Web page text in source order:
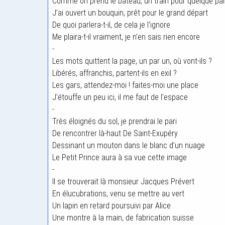
J’ai ouvert un bouquin, prêt pour le grand départ
De quoi parlera-t-il, de cela je l’ignore
Me plaira-t-il vraiment, je n’en sais rien encore
-
Les mots quittent la page, un par un, où vont-ils ?
Libérés, affranchis, partent-ils en exil ?
Les gars, attendez-moi ! faites-moi une place
J’étouffe un peu ici, il me faut de l’espace
-
Très éloignés du sol, je prendrai le pari
De rencontrer là-haut De Saint-Exupéry
Dessinant un mouton dans le blanc d’un nuage
Le Petit Prince aura à sa vue cette image
-
Il se trouverait là monsieur Jacques Prévert
En élucubrations, venu se mettre au vert
Un lapin en retard poursuivi par Alice
Une montre à la main, de fabrication suisse